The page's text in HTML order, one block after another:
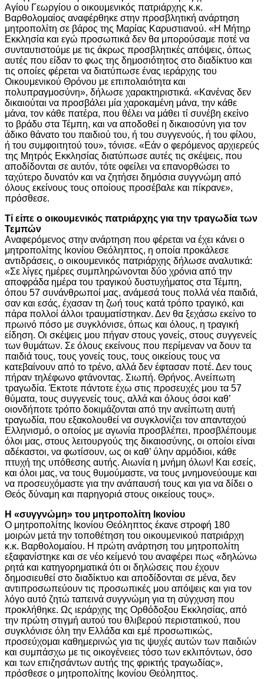
Αγίου Γεωργίου ο οικουμενικός πατριάρχης κ.κ.
Βαρθολομαίος αναφέρθηκε στην προσβλητική ανάρτηση
μητροπολίτη σε βάρος της Μαρίας Καρυστιανού. «Η Μήτηρ
Εκκλησία και εγώ προσωπικά δεν θα μπορούσαμε ποτέ να
συνταυτιστούμε με τις άκρως προσβλητικές απόψεις, όπως
αυτές που είδαν το φως της δημοσιότητος στο διαδίκτυο και
τις οποίες φέρεται να διατύπωσε ένας ιεράρχης του
Οικουμενικού Θρόνου με επιπολαιότητα και
πολυπραγμοσύνη», δήλωσε χαρακτηριστικά. «Κανένας δεν
δικαιούται να προσβάλει μία χαροκαμένη μάνα, την κάθε
μάνα, τον κάθε πατέρα, που θέλει να μάθει τί συνέβη εκείνο
το βράδυ στα Τέμπη, και να αποδοθεί η δικαιοσύνη για τον
άδικο θάνατο του παιδιού του, ή του συγγενούς, ή του φίλου,
ή του συμφοιτητού του», τόνισε. «Εάν ο φερόμενος αρχιερεύς
της Μητρός Εκκλησίας διατύπωσε αυτές τις σκέψεις, που
αποδίδονται σε αυτόν, τότε οφείλει να επανορθώσει το
ταχύτερο δυνατόν και να ζητήσει δημόσια συγγνώμη από
όλους εκείνους τους οποίους προσέβαλε και πίκρανε»,
πρόσθεσε.
Τί είπε ο οικουμενικός πατριάρχης για την τραγωδία των
Τεμπών
Αναφερόμενος στην ανάρτηση που φέρεται να έχει κάνει ο
μητροπολίτης Ικονίου Θεόληπτος, η οποία προκάλεσε
αντιδράσεις, ο οικουμενικός πατριάρχης δήλωσε αναλυτικά:
«Σε λίγες ημέρες συμπληρώνονται δύο χρόνια από την
αποφράδα ημέρα του τραγικού δυστυχήματος στα Τέμπη,
όπου 57 συνάνθρωποί μας, ανάμεσά τους πολλά νέα παιδιά,
σαν και εσάς, έχασαν τη ζωή τους κατά τρόπο τραγικό, και
πάρα πολλοί άλλοι τραυματίστηκαν. Δεν θα ξεχάσω εκείνο το
πρωινό πόσο με συγκλόνισε, όπως και όλους, η τραγική
είδηση. Οι σκέψεις μου πήγαν στους γονείς, στους συγγενείς
των θυμάτων. Σε όλους εκείνους που περίμεναν να δουν τα
παιδιά τους, τους γονείς τους, τους οικείους τους να
κατεβαίνουν από το τρένο, αλλά δεν έφτασαν ποτέ. Δεν τους
πήραν τηλέφωνο φτάνοντας. Σιωπή. Θρήνος. Ανείπωτη
τραγωδία. Έκτοτε πάντοτε έχω στις προσευχές μου τα 57
θύματα, τους συγγενείς τους, αλλά και όλους όσοι καθ’
οιονδήποτε τρόπο δοκιμάζονται από την ανείπωτη αυτή
τραγωδία, που εξακολουθεί να συγκλονίζει τον απανταχού
Ελληνισμό, ο οποίος με αγωνία προσβλέπει, προσβλέπουμε
όλοι μας, στους λειτουργούς της δικαιοσύνης, οι οποίοι είναι
αδέκαστοι, να φωτίσουν, ως οι καθ’ ύλην αρμόδιοι, κάθε
πτυχή της υπόθεσης αυτής. Αιωνία η μνήμη όλων! Και εσείς,
και όλοι μας, να τους θυμούμαστε, να τους μνημονεύουμε και
να προσευχόμαστε για την ανάπαυσή τους και για να δίδει ο
Θεός δύναμη και παρηγοριά στους οικείους τους».
Η «συγγνώμη» του μητροπολίτη Ικονίου
Ο μητροπολίτης Ικονίου Θεόληπτος έκανε στροφή 180
μοιρών μετά την τοποθέτηση του οικουμενικού πατριάρχη
κ.κ. Βαρθολομαίου. Η πρώτη ανάρτηση του μητροπολίτη
εξαφανίστηκε και σε νέο κείμενό του αναφέρει πως «δηλώνω
ρητά και κατηγορηματικά ότι οι δηλώσεις που έχουν
δημοσιευθεί στο διαδίκτυο και αποδίδονται σε μένα, δεν
αντιπροσωπεύουν τις προσωπικές μου απόψεις και για τον
λόγο αυτό ζητώ ταπεινά συγγνώμη για τη σύγχυση που
προκλήθηκε. Ως ιεράρχης της Ορθόδοξου Εκκλησίας, από
την πρώτη στιγμή αυτού του θλιβερού περιστατικού, που
συγκλόνισε όλη την Ελλάδα και εμέ προσωπικώς,
προσεύχομαι καθημερινώς για τις ψυχές αυτών των παιδιών
και συμπάσχω με τις οικογένειες τόσο των εκλιπόντων, όσο
και των επιζησάντων αυτής της φρικτής τραγωδίας»,
πρόσθεσε ο μητροπολίτης Ικονίου Θεόληπτος.